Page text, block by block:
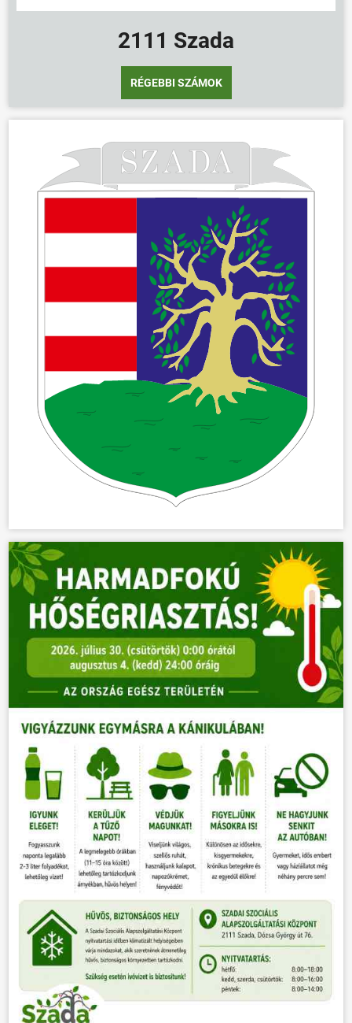
ÜGYINTÉZÉS
KÖZÖSSÉG
HÍREK
VÁLASZTÁSOK
2111 Szada
RÉGEBBI SZÁMOK